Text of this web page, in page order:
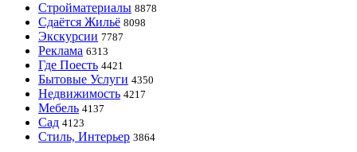
Стройматериалы 8878
Сдаётся Жильё 8098
Экскурсии 7787
Реклама 6313
Где Поесть 4421
Бытовые Услуги 4350
Недвижимость 4217
Мебель 4137
Сад 4123
Стиль, Интерьер 3864